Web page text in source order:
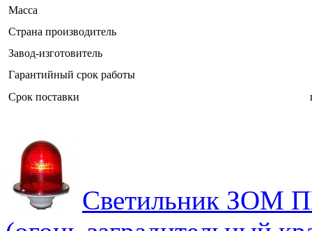
Масса
Страна производитель
Завод-изготовитель
Гарантийный срок работы
Срок поставки
Светильник ЗОМ